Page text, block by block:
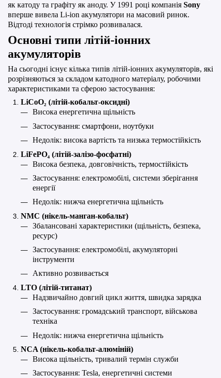
як катоду та графіту як аноду. У 1991 році компанія Sony
вперше вивела Li-ion акумулятори на масовий ринок.
Відтоді технологія стрімко розвивалася.
Основні типи літій-іонних
акумуляторів
На сьогодні існує кілька типів літій-іонних акумуляторів, які
розрізняються за складом катодного матеріалу, робочими
характеристиками та сферою застосування:
LiCoO₂ (літій-кобальт-оксидні)
Висока енергетична щільність
Застосування: смартфони, ноутбуки
Недолік: висока вартість та низька термостійкість
LiFePO₄ (літій-залізо-фосфатні)
Висока безпека, довговічність, термостійкість
Застосування: електромобілі, системи зберігання
енергії
Недолік: нижча енергетична щільність
NMC (нікель-манган-кобальт)
Збалансовані характеристики (щільність, безпека,
ресурс)
Застосування: електромобілі, акумуляторні
інструменти
Активно розвивається
LTO (літій-титанат)
Надзвичайно довгий цикл життя, швидка зарядка
Застосування: громадський транспорт, військова
техніка
Недолік: нижча енергетична щільність
NCA (нікель-кобальт-алюміній)
Висока щільність, тривалий термін служби
Застосування: Tesla, енергетичні системи